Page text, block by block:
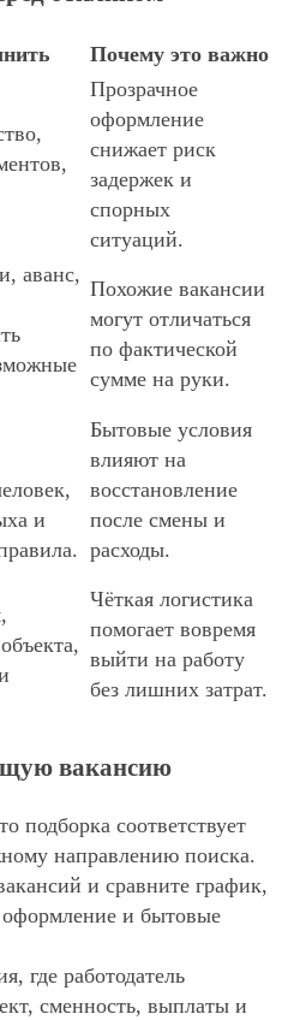
Почему это важно
Прозрачное
оформление
снижает риск
задержек и
спорных
ситуаций.
аванс,
Похожие вакансии
могут отличаться
по фактической
сумме на руки.
и
Бытовые условия
влияют на
восстановление
после смены и
расходы.
Чёткая логистика
помогает вовремя
выйти на работу
без лишних затрат.
вакансию
подборка соответствует
направлению поиска.
и сравните график,
оформление и бытовые
где работодатель
сменность, выплаты и